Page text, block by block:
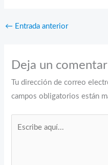
← Entrada anterior
Deja un
Tu dirección de correo
campos obligatorios están